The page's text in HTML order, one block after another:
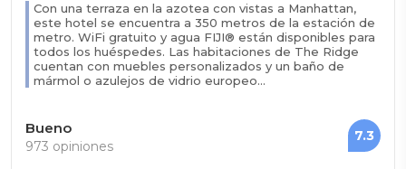
Con una terraza en la azotea con vistas a Manhattan,
este hotel se encuentra a 350 metros de la estación de
metro. WiFi gratuito y agua FIJI® están disponibles para
todos los huéspedes. Las habitaciones de The Ridge
cuentan con muebles personalizados y un baño de
mármol o azulejos de vidrio europeo...
Bueno
973 opiniones
7.3